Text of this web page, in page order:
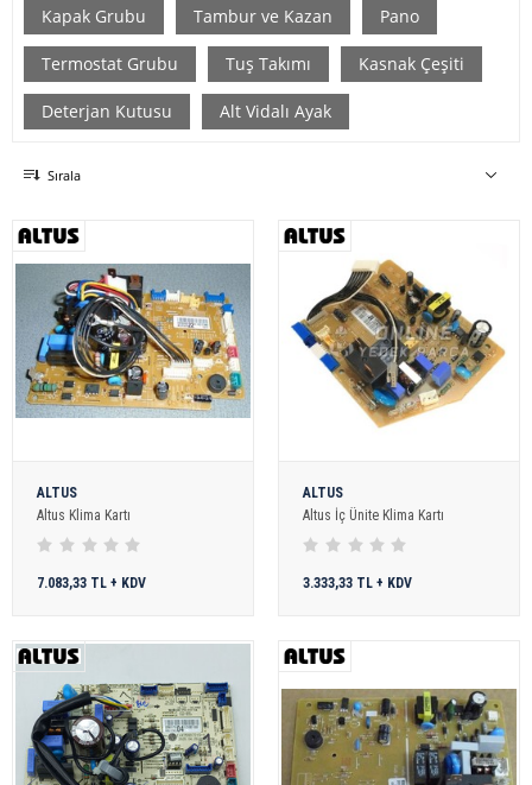
Kapak Grubu Tambur ve Kazan Pano
Termostat Grubu Tuş Takımı Kasnak Çeşiti
Deterjan Kutusu Alt Vidalı Ayak
Sırala
ALTUS
Altus Klima Kartı
7.083,33 TL + KDV
ALTUS
Altus İç Ünite Klima Kartı
3.333,33 TL + KDV